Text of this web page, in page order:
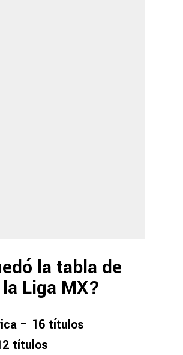
la tabla de
Liga MX?
– 16 títulos
títulos